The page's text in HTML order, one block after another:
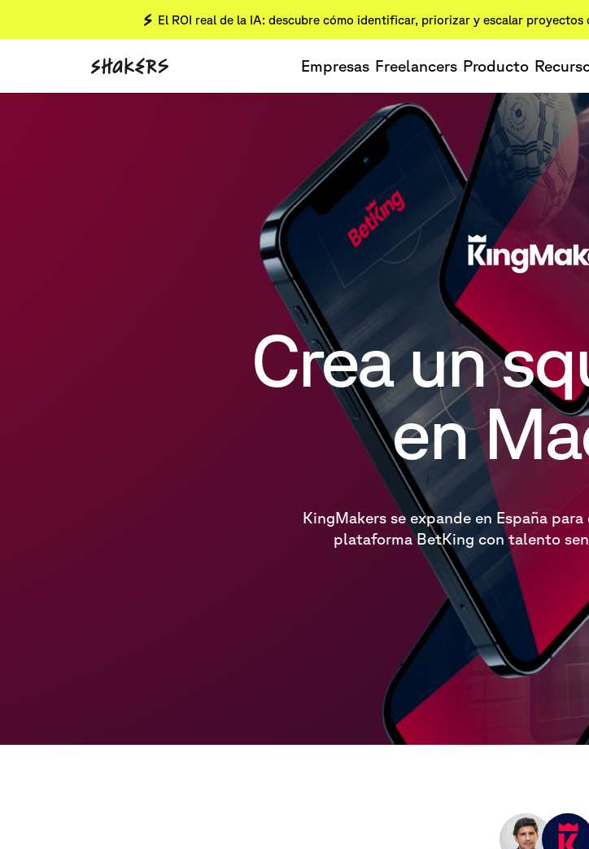
El ROI real de la IA: descubre cómo identificar, priorizar y escalar
Empresas Freelancers Producto
Crea un
en
KingMakers se expande en España
plataforma BetKing con talento